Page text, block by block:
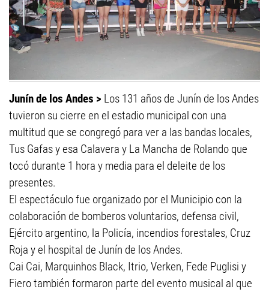
Junín de los Andes > Los 131 años de Junín de los Andes
tuvieron su cierre en el estadio municipal con una
multitud que se congregó para ver a las bandas locales,
Tus Gafas y esa Calavera y La Mancha de Rolando que
tocó durante 1 hora y media para el deleite de los
presentes.
El espectáculo fue organizado por el Municipio con la
colaboración de bomberos voluntarios, defensa civil,
Ejército argentino, la Policía, incendios forestales, Cruz
Roja y el hospital de Junín de los Andes.
Cai Cai, Marquinhos Black, Itrio, Verken, Fede Puglisi y
Fiero también formaron parte del evento musical al que